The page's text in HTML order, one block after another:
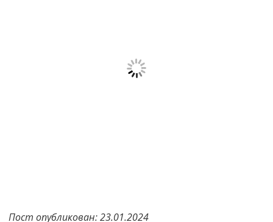
Пост опубликован: 23.01.2024